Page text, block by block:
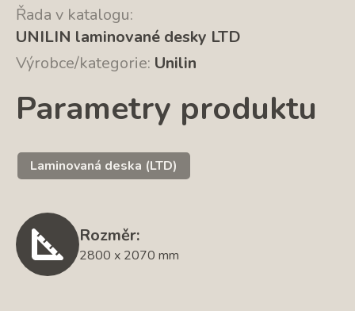
Řada v katalogu:
UNILIN laminované desky LTD
Výrobce/kategorie: Unilin
Parametry produktu
Laminovaná deska (LTD)
Rozměr:
2800 x 2070 mm